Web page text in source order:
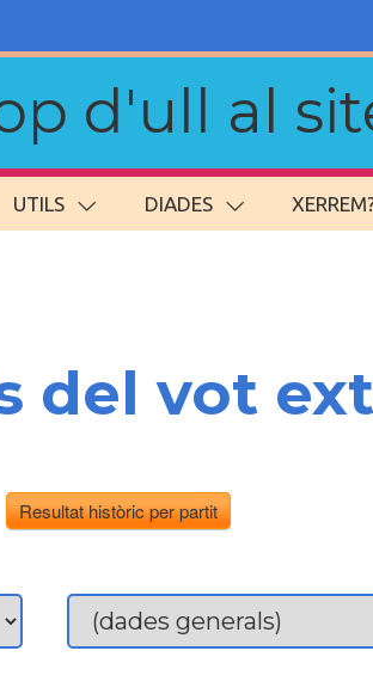
d'ull al
UTILS DIADES
del vot
Resultat històric per partit